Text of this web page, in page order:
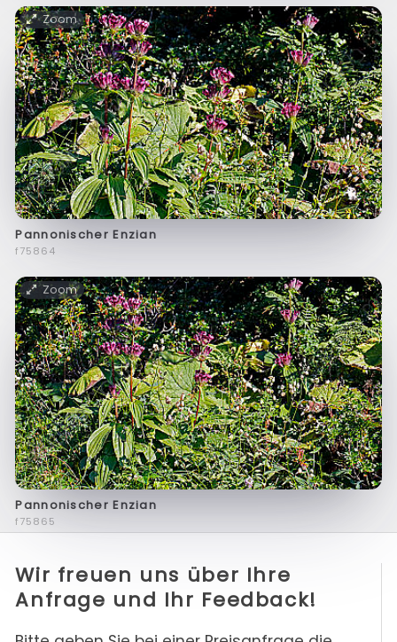
Zoom
Pannonischer Enzian
f75864
Zoom
Pannonischer Enzian
f75865
Wir freuen uns über Ihre
Anfrage und Ihr Feedback!